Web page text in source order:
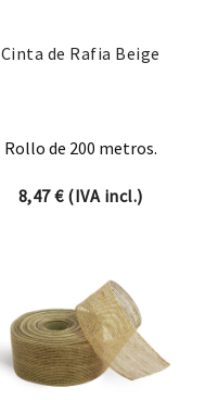
Cinta de Rafia Beige
Rollo de 200 metros.
8,47€(IVA incl.)